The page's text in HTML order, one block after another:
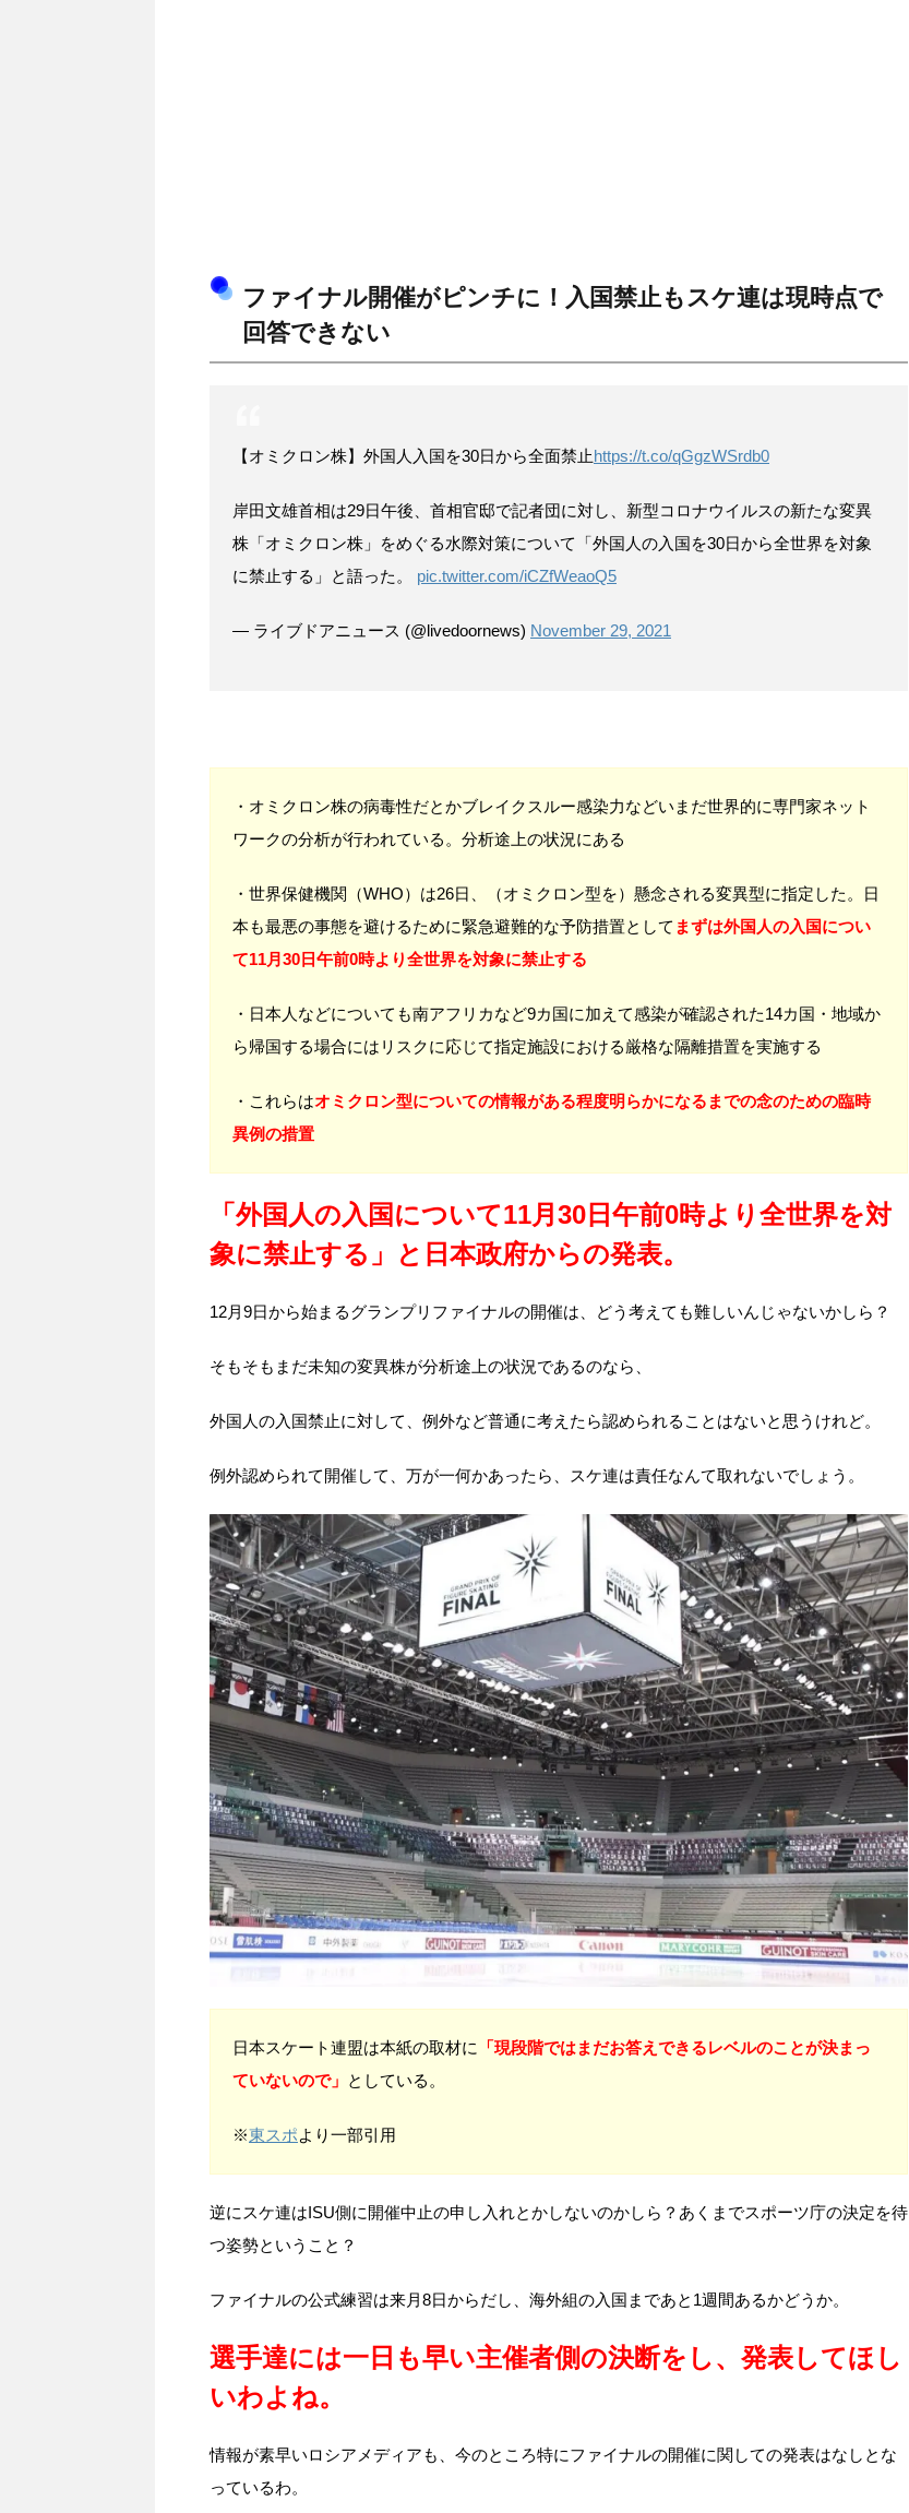
ファイナル開催がピンチに！入国禁止もスケ連は現時点で
回答できない
【オミクロン株】外国人入国を30日から全面禁止https://t.co/qGgzWSrdb0
岸田文雄首相は29日午後、首相官邸で記者団に対し、新型コロナウイルスの新たな変異
株「オミクロン株」をめぐる水際対策について「外国人の入国を30日から全世界を対象
に禁止する」と語った。 pic.twitter.com/iCZfWeaoQ5
— ライブドアニュース (@livedoornews) November 29, 2021
・オミクロン株の病毒性だとかブレイクスルー感染力などいまだ世界的に専門家ネット
ワークの分析が行われている。分析途上の状況にある
・世界保健機関（WHO）は26日、（オミクロン型を）懸念される変異型に指定した。日
本も最悪の事態を避けるために緊急避難的な予防措置として まずは外国人の入国につい
て11月30日午前0時より全世界を対象に禁止する
・日本人などについても南アフリカなど9カ国に加えて感染が確認された14カ国・地域か
ら帰国する場合にはリスクに応じて指定施設における厳格な隔離措置を実施する
・これらはオミクロン型についての情報がある程度明らかになるまでの念のための臨時
異例の措置
「外国人の入国について11月30日午前0時より全世界を対
象に禁止する」と日本政府からの発表。
12月9日から始まるグランプリファイナルの開催は、どう考えても難しいんじゃないかしら？
そもそもまだ未知の変異株が分析途上の状況であるのなら、
外国人の入国禁止に対して、例外など普通に考えたら認められることはないと思うけれど。
例外認められて開催して、万が一何かあったら、スケ連は責任なんて取れないでしょう。
日本スケート連盟は本紙の取材に
「現段階ではまだお答えできるレベルのことが決まっ
ていないので」 としている。
※東スポより一部引用
逆にスケ連はISU側に開催中止の申し入れとかしないのかしら？あくまでスポーツ庁の決定を待
つ姿勢ということ？
ファイナルの公式練習は来月8日からだし、海外組の入国まであと1週間あるかどうか。
選手達には一日も早い主催者側の決断をし、発表してほし
いわよね。
情報が素早いロシアメディアも、今のところ特にファイナルの開催に関しての発表はなしとな
っているわ。